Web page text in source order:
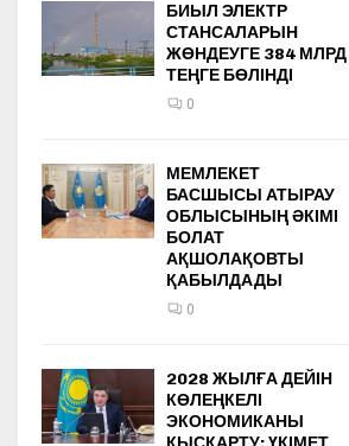
БИЫЛ ЭЛЕКТР
СТАНСАЛАРЫН
ЖӨНДЕУГЕ 384 МЛРД
ТЕҢГЕ БӨЛІНДІ
0
МЕМЛЕКЕТ
БАСШЫСЫ АТЫРАУ
ОБЛЫСЫНЫҢ ӘКІМІ
БОЛАТ
АҚШОЛАҚОВТЫ
ҚАБЫЛДАДЫ
0
2028 ЖЫЛҒА ДЕЙІН
КӨЛЕҢКЕЛІ
ЭКОНОМИКАНЫ